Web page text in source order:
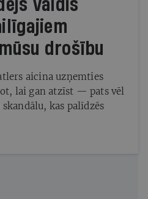
Valdis
drošību
aicina uzņemties
lai gan atzīst — pats vēl
kas palīdzēs